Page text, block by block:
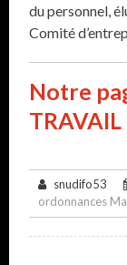
du personnel,
Comité
Notre
TRAVAIL
snudifo53
ordonnances